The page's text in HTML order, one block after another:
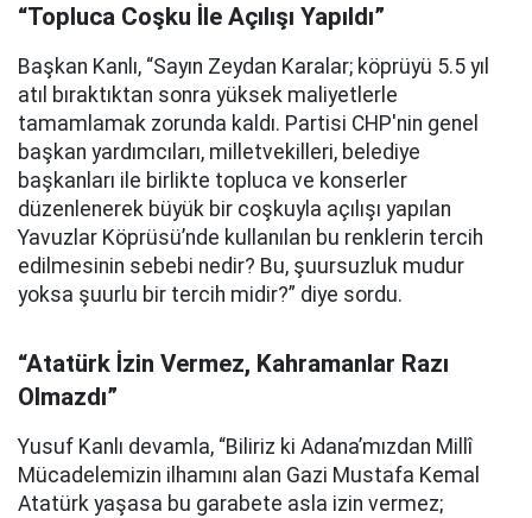
“Topluca Coşku İle Açılışı Yapıldı”
Başkan Kanlı, “Sayın Zeydan Karalar; köprüyü 5.5 yıl
atıl bıraktıktan sonra yüksek maliyetlerle
tamamlamak zorunda kaldı. Partisi CHP'nin genel
başkan yardımcıları, milletvekilleri, belediye
başkanları ile birlikte topluca ve konserler
düzenlenerek büyük bir coşkuyla açılışı yapılan
Yavuzlar Köprüsü’nde kullanılan bu renklerin tercih
edilmesinin sebebi nedir? Bu, şuursuzluk mudur
yoksa şuurlu bir tercih midir?” diye sordu.
“Atatürk İzin Vermez, Kahramanlar Razı
Olmazdı”
Yusuf Kanlı devamla, “Biliriz ki Adana’mızdan Millî
Mücadelemizin ilhamını alan Gazi Mustafa Kemal
Atatürk yaşasa bu garabete asla izin vermez;